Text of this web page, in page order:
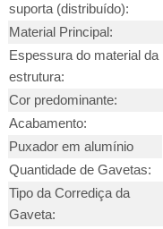
suporta (distribuído):
Material Principal:
Espessura do material da
estrutura:
Cor predominante:
Acabamento:
Puxador em alumínio
Quantidade de Gavetas:
Tipo da Corrediça da
Gaveta: